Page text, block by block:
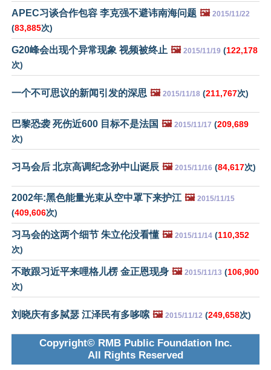
APEC习谈合作包容 李克强不避讳南海问题 🖼️ 2015/11/22
(83,885次)
G20峰会出现个异常现象 视频被终止 🖼️ 2015/11/19 (122,178
次)
一个不可思议的新闻引发的深思 🖼️ 2015/11/18 (211,767次)
巴黎恐袭 死伤近600 目标不是法国 🖼️ 2015/11/17 (209,689
次)
习马会后 北京高调纪念孙中山诞辰 🖼️ 2015/11/16 (84,617次)
2002年:黑色能量光束从空中罩下来护江 🖼️ 2015/11/15
(409,606次)
习马会的这两个细节 朱立伦没看懂 🖼️ 2015/11/14 (110,352
次)
不敢跟习近平来哩格儿楞 金正恩现身 🖼️ 2015/11/13 (106,900
次)
刘晓庆有多脦瑟 江泽民有多哆嗦 🖼️ 2015/11/12 (249,658次)
Copyright© RMB Public Foundation Inc.
All Rights Reserved